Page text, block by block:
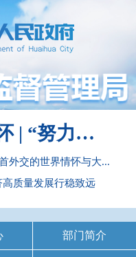
总书记的人民情怀 | “努力提升粮食能源资源安全保障能力”
外交的世界情怀与大...
质量发展行稳致远
部门简介